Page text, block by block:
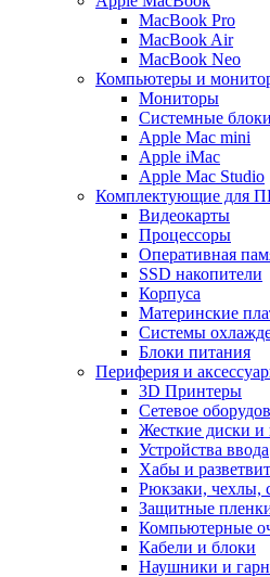
MacBook Pro
MacBook Air
MacBook Neo
Компьютеры и
Мониторы
Системные блоки
Apple Mac mini
Apple iMac
Apple Mac Studio
Комплектующие для
Видеокарты
Процессоры
Оперативная
SSD накопители
Корпуса
Материнские
Системы
Блоки питания
Периферия и
3D Принтеры
Сетевое
Жесткие диски и
Устройства ввода
Хабы и
Рюкзаки, чехлы,
Защитные
Компьютерные
Кабели и блоки
Наушники и